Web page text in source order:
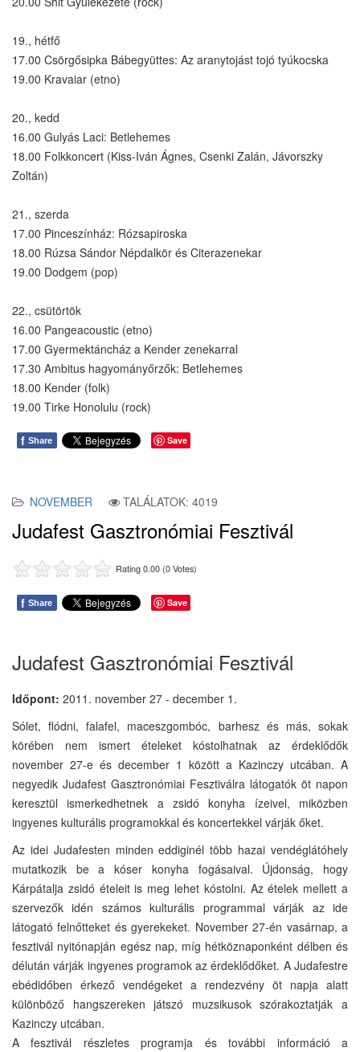
19., hétfő
17.00 Csörgősipka Bábegyüttes: Az aranytojást tojó tyúkocska
19.00 Kravaiar (etno)
20., kedd
16.00 Gulyás Laci: Betlehemes
18.00 Folkkoncert (Kiss-Iván Ágnes, Csenki Zalán, Jávorszky
Zoltán)
21., szerda
17.00 Pinceszínház: Rózsapiroska
18.00 Rúzsa Sándor Népdalkör és Citerazenekar
19.00 Dodgem (pop)
22., csütörtök
16.00 Pangeacoustic (etno)
17.00 Gyermektáncház a Kender zenekarral
17.30 Ambitus hagyományőrzők: Betlehemes
18.00 Kender (folk)
19.00 Tirke Honolulu (rock)
f Share Save
NOVEMBER TALÁLATOK: 4019
Judafest Gasztronómiai Fesztivál
Rating 0.00 (0 Votes)
f Share Save
Judafest Gasztronómiai Fesztivál
Időpont: 2011. november 27 - december 1.
Sólet, flódni, falafel, maceszgombóc, barhesz és más, sokak
körében nem ismert ételeket kóstolhatnak az érdeklődők
november 27-e és december 1 között a Kazinczy utcában. A
negyedik Judafest Gasztronómiai Fesztiválra látogatók öt napon
keresztül ismerkedhetnek a zsidó konyha ízeivel, miközben
ingyenes kulturális programokkal és koncertekkel várják őket.
Az idei Judafesten minden eddiginél több hazai vendéglátóhely
mutatkozik be a kóser konyha fogásaival. Újdonság, hogy
Kárpátalja zsidó ételeit is meg lehet kóstolni. Az ételek mellett a
szervezők idén számos kulturális programmal várják az ide
látogató felnőtteket és gyerekeket. November 27-én vasárnap, a
fesztivál nyitónapján egész nap, míg hétköznaponként délben és
délután várják ingyenes programok az érdeklődőket. A Judafestre
ebédidőben érkező vendégeket a rendezvény öt napja alatt
különböző hangszereken játszó muzsikusok szórakoztatják a
Kazinczy utcában.
A fesztivál részletes programja és további információ a